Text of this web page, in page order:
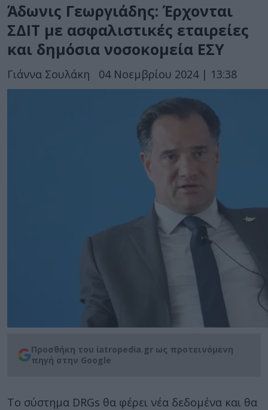
Άδωνις Γεωργιάδης: Έρχονται
ΣΔΙΤ με ασφαλιστικές εταιρείες
και δημόσια νοσοκομεία ΕΣΥ
Γιάννα Σουλάκη 04 Νοεμβρίου 2024 | 13:38
Προσθήκη του iatropedia.gr ως προτεινόμενη
πηγή στην Google
Το σύστημα DRGs θα φέρει νέα δεδομένα και θα